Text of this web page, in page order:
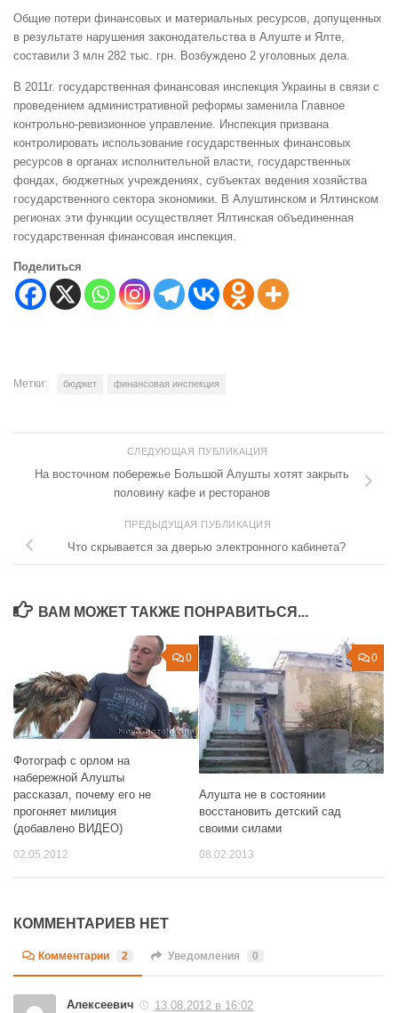
Общие потери финансовых и материальных ресурсов, допущенных
в результате нарушения законодательства в Алуште и Ялте,
составили 3 млн 282 тыс. грн. Возбуждено 2 уголовных дела.
В 2011г. государственная финансовая инспекция Украины в связи с
проведением административной реформы заменила Главное
контрольно-ревизионное управление. Инспекция призвана
контролировать использование государственных финансовых
ресурсов в органах исполнительной власти, государственных
фондах, бюджетных учреждениях, субъектах ведения хозяйства
государственного сектора экономики. В Алуштинском и Ялтинском
регионах эти функции осуществляет Ялтинская объединенная
государственная финансовая инспекция.
Поделиться
Метки: бюджет финансовая инспекция
СЛЕДУЮЩАЯ ПУБЛИКАЦИЯ
На восточном побережье Большой Алушты хотят закрыть
половину кафе и ресторанов
ПРЕДЫДУЩАЯ ПУБЛИКАЦИЯ
Что скрывается за дверью электронного кабинета?
ВАМ МОЖЕТ ТАКЖЕ ПОНРАВИТЬСЯ...
0
Фотограф с орлом на
набережной Алушты
рассказал, почему его не
прогоняет милиция
(добавлено ВИДЕО)
02.05.2012
0
Алушта не в состоянии
восстановить детский сад
своими силами
08.02.2013
КОММЕНТАРИЕВ НЕТ
Комментарии 2 Уведомления 0
Алексеевич
13.08.2012 в 16:02